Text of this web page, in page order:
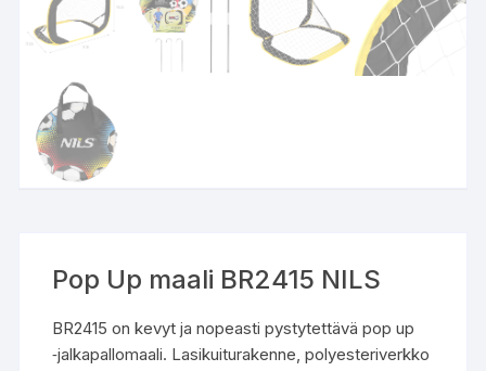
Pop Up maali BR2415 NILS
BR2415 on kevyt ja nopeasti pystytettävä pop up
‑jalkapallomaali. Lasikuiturakenne, polyesteriverkko